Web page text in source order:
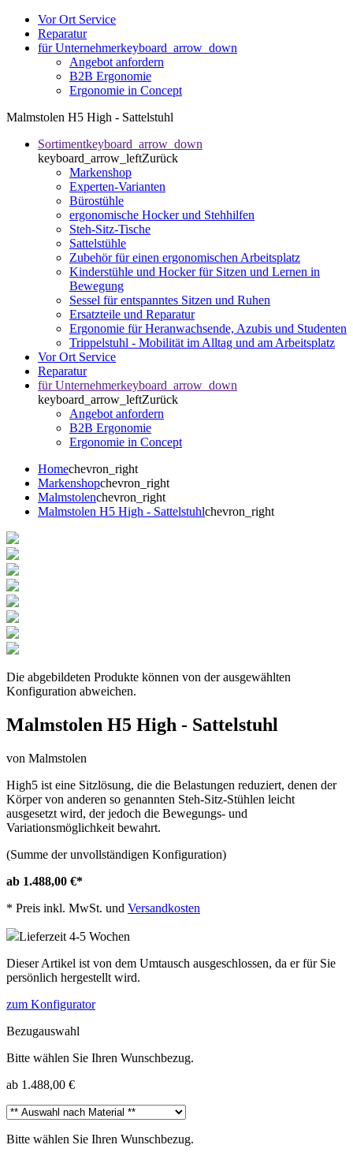
Vor Ort Service
Reparatur
für Unternehmerkeyboard_arrow_down
Angebot anfordern
B2B Ergonomie
Ergonomie in Concept
Malmstolen H5 High - Sattelstuhl
Sortimentkeyboard_arrow_down
keyboard_arrow_leftZurück
Markenshop
Experten-Varianten
Bürostühle
ergonomische Hocker und Stehhilfen
Steh-Sitz-Tische
Sattelstühle
Zubehör für einen ergonomischen Arbeitsplatz
Kinderstühle und Hocker für Sitzen und Lernen in
Bewegung
Sessel für entspanntes Sitzen und Ruhen
Ersatzteile und Reparatur
Ergonomie für Heranwachsende, Azubis und Studenten
Trippelstuhl - Mobilität im Alltag und am Arbeitsplatz
Vor Ort Service
Reparatur
für Unternehmerkeyboard_arrow_down
keyboard_arrow_leftZurück
Angebot anfordern
B2B Ergonomie
Ergonomie in Concept
Homechevron_right
Markenshopchevron_right
Malmstolenchevron_right
Malmstolen H5 High - Sattelstuhlchevron_right
Die abgebildeten Produkte können von der ausgewählten
Konfiguration abweichen.
Malmstolen H5 High - Sattelstuhl
von Malmstolen
High5 ist eine Sitzlösung, die die Belastungen reduziert, denen der
Körper von anderen so genannten Steh-Sitz-Stühlen leicht
ausgesetzt wird, der jedoch die Bewegungs- und
Variationsmöglichkeit bewahrt.
(Summe der unvollständigen Konfiguration)
ab 1.488,00 €*
* Preis inkl. MwSt. und Versandkosten
Lieferzeit 4-5 Wochen
Dieser Artikel ist von dem Umtausch ausgeschlossen, da er für Sie
persönlich hergestellt wird.
zum Konfigurator
Bezugauswahl
Bitte wählen Sie Ihren Wunschbezug.
ab 1.488,00 €
Bitte wählen Sie Ihren Wunschbezug.